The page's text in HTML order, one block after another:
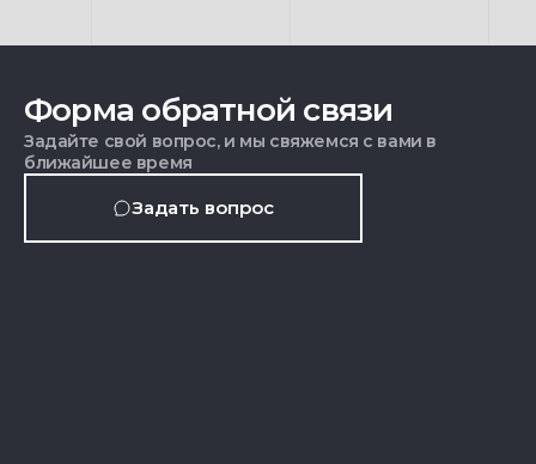
Форма обратной связи
Задайте свой вопрос, и мы свяжемся с вами в
ближайшее время
Задать вопрос